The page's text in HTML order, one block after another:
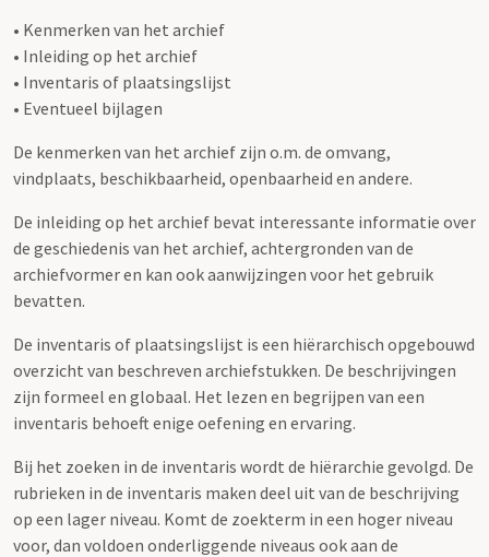
• Kenmerken van het archief
• Inleiding op het archief
• Inventaris of plaatsingslijst
• Eventueel bijlagen
De kenmerken van het archief zijn o.m. de omvang,
vindplaats, beschikbaarheid, openbaarheid en andere.
De inleiding op het archief bevat interessante informatie over
de geschiedenis van het archief, achtergronden van de
archiefvormer en kan ook aanwijzingen voor het gebruik
bevatten.
De inventaris of plaatsingslijst is een hiërarchisch opgebouwd
overzicht van beschreven archiefstukken. De beschrijvingen
zijn formeel en globaal. Het lezen en begrijpen van een
inventaris behoeft enige oefening en ervaring.
Bij het zoeken in de inventaris wordt de hiërarchie gevolgd. De
rubrieken in de inventaris maken deel uit van de beschrijving
op een lager niveau. Komt de zoekterm in een hoger niveau
voor, dan voldoen onderliggende niveaus ook aan de